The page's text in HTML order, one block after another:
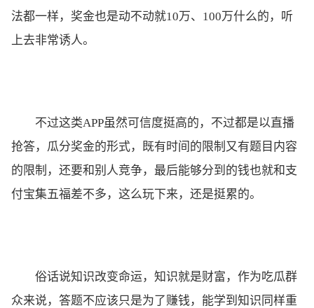
法都一样，奖金也是动不动就10万、100万什么的，听
上去非常诱人。
不过这类APP虽然可信度挺高的，不过都是以直播
抢答，瓜分奖金的形式，既有时间的限制又有题目内容
的限制，还要和别人竞争，最后能够分到的钱也就和支
付宝集五福差不多，这么玩下来，还是挺累的。
俗话说知识改变命运，知识就是财富，作为吃瓜群
众来说，答题不应该只是为了赚钱，能学到知识同样重